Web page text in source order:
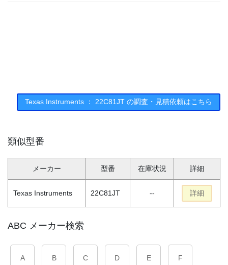
Texas Instruments ： 22C81JT の調査・見積依頼はこちら
類似型番
メーカー 型番 在庫状況 詳細
Texas Instruments 22C81JT -- 詳細
ABC メーカー検索
A B C D E F